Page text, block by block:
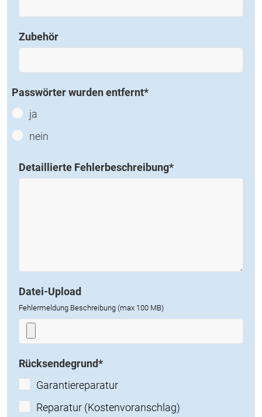
Zubehör
Passwörter wurden entfernt*
ja
nein
Detaillierte Fehlerbeschreibung*
Datei-Upload
Fehlermeldung Beschreibung (max 100 MB)
Rücksendegrund*
Garantiereparatur
Reparatur (Kostenvoranschlag)